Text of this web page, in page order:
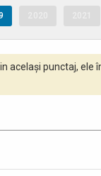
același punctaj,